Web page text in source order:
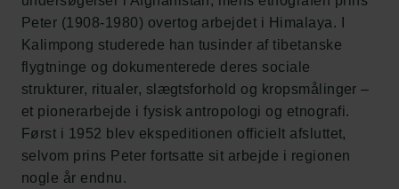
Peter (1908-1980) overtog arbejdet i Himalaya. I
Kalimpong studerede han tusinder af tibetanske
flygtninge og dokumenterede deres sociale
strukturer, ritualer, slægtsforhold og kropsmålinger –
et pionerarbejde i fysisk antropologi og etnografi.
Først i 1952 blev ekspeditionen officielt afsluttet,
selvom prins Peter fortsatte sit arbejde i regionen
nogle år endnu.